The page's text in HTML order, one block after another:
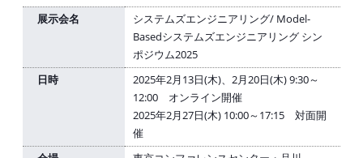
展示会名
システムズエンジニアリング/ Model-
Basedシステムズエンジニアリング シン
ポジウム2025
日時
2025年2月13日(木)、2月20日(木) 9:30～
12:00 オンライン開催
2025年2月27日(木) 10:00～17:15 対面開
催